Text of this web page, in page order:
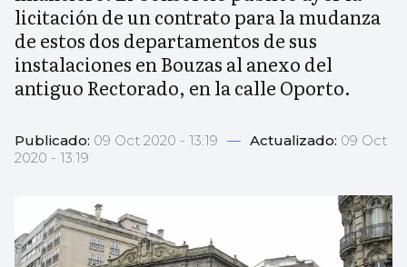
licitación de un contrato para la mudanza
de estos dos departamentos de sus
instalaciones en Bouzas al anexo del
antiguo Rectorado, en la calle Oporto.
Publicado: 09 Oct 2020 - 13:19 — Actualizado: 09 Oct
2020 - 13:19